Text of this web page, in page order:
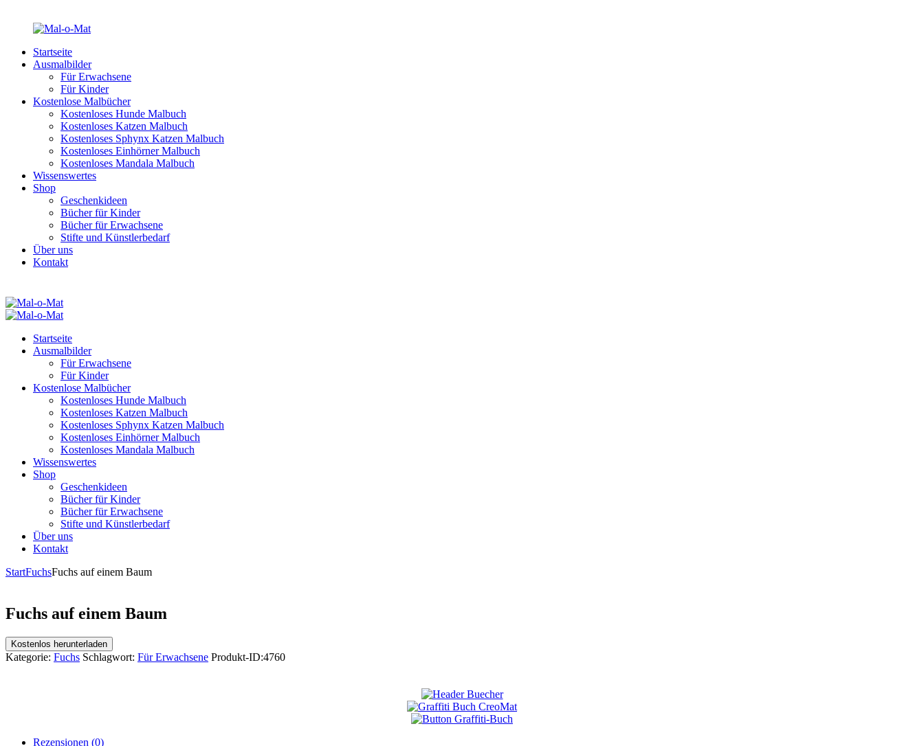
Startseite
Ausmalbilder
Für Erwachsene
Für Kinder
Kostenlose Malbücher
Kostenloses Hunde Malbuch
Kostenloses Katzen Malbuch
Kostenloses Sphynx Katzen Malbuch
Kostenloses Einhörner Malbuch
Kostenloses Mandala Malbuch
Wissenswertes
Shop
Geschenkideen
Bücher für Kinder
Bücher für Erwachsene
Stifte und Künstlerbedarf
Über uns
Kontakt
Startseite
Ausmalbilder
Für Erwachsene
Für Kinder
Kostenlose Malbücher
Kostenloses Hunde Malbuch
Kostenloses Katzen Malbuch
Kostenloses Sphynx Katzen Malbuch
Kostenloses Einhörner Malbuch
Kostenloses Mandala Malbuch
Wissenswertes
Shop
Geschenkideen
Bücher für Kinder
Bücher für Erwachsene
Stifte und Künstlerbedarf
Über uns
Kontakt
StartFuchsFuchs auf einem Baum
Fuchs auf einem Baum
Kostenlos herunterladen
Kategorie: Fuchs Schlagwort: Für Erwachsene Produkt-ID:4760
Rezensionen (0)